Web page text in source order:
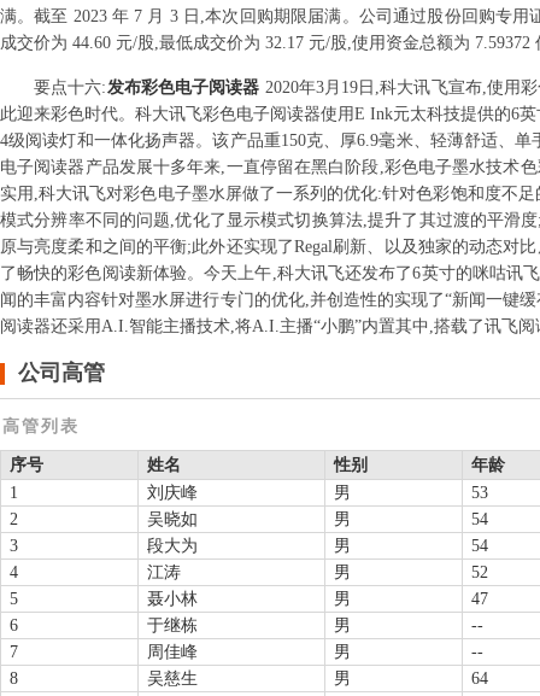
满。截至 2023 年 7 月 3 日,本次回购期限届满。公司通过股份回购专
成交价为 44.60 元/股,最低成交价为 32.17 元/股,使用资金总额为
要点十六:发布彩色电子阅读器 2020年3月19日,科大讯飞宣布,使用
此迎来彩色时代。科大讯飞彩色电子阅读器使用E Ink元太科技提供的6
4级阅读灯和一体化扬声器。该产品重150克、厚6.9毫米、轻薄舒适、
电子阅读器产品发展十多年来,一直停留在黑白阶段,彩色电子墨水技术
实用,科大讯飞对彩色电子墨水屏做了一系列的优化:针对色彩饱和度不
模式分辨率不同的问题,优化了显示模式切换算法,提升了其过渡的平滑
原与亮度柔和之间的平衡;此外还实现了Regal刷新、以及独家的动态对
了畅快的彩色阅读新体验。今天上午,科大讯飞还发布了6英寸的咪咕讯
闻的丰富内容针对墨水屏进行专门的优化,并创造性的实现了“新闻一键
阅读器还采用A.I.智能主播技术,将A.I.主播“小鹏”内置其中,搭载了讯飞
公司高管
高管列表
序号 姓名 性别
年龄
1
刘庆峰 男
53
2
吴晓如 男
54
3
段大为 男
54
4
江涛 男
52
5
聂小林 男
47
6
于继栋 男
--
7
周佳峰 男
--
8
吴慈生 男 64